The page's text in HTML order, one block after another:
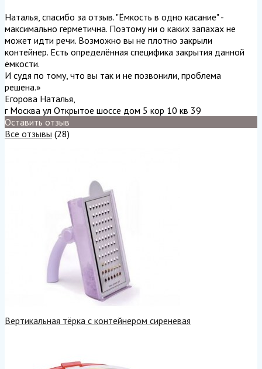
Наталья, спасибо за отзыв. "Ёмкость в одно касание" -
максимально герметична. Поэтому ни о каких запахах не
может идти речи. Возможно вы не плотно закрыли
контейнер. Есть определённая специфика закрытия данной
ёмкости.
И судя по тому, что вы так и не позвонили, проблема
решена.»
Егорова Наталья,
г Москва ул Открытое шоссе дом 5 кор 10 кв 39
Оставить отзыв
Все отзывы (28)
Вертикальная тёрка с контейнером сиреневая